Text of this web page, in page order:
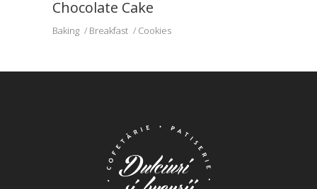
Chocolate Cake
Baking Breakfast Cookies